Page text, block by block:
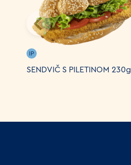
SENDVIČ S PILETINOM 230g
IP